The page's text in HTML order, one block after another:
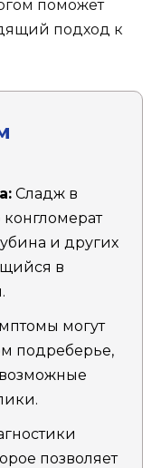
поможет
подход к
Сладж в
и других
в
могут
подреберье,
позволяет